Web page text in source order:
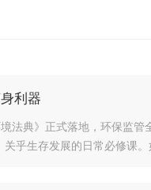
利器
法典》正式落地，环保监
乎生存发展的日常必修课